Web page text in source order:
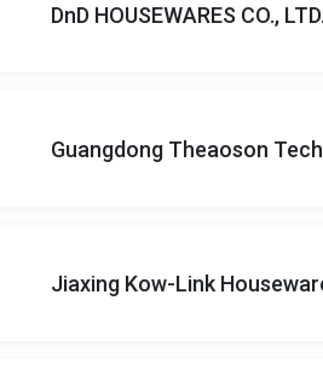
DnD HOUSEWARES CO., LTD.
Guangdong Theaoson
Jiaxing Kow-Link